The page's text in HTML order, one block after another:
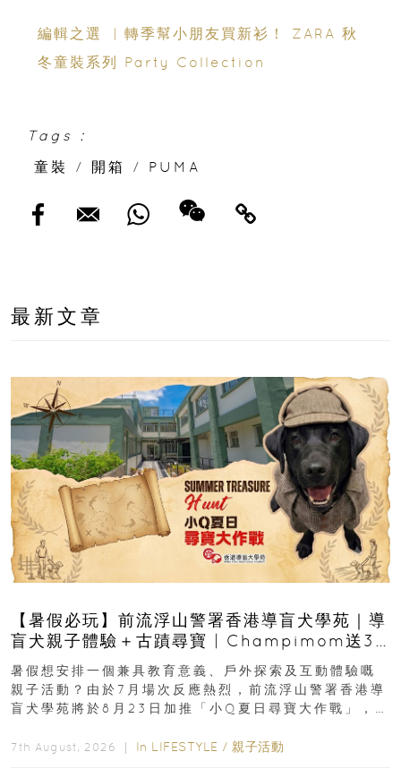
編輯之選 ︳轉季幫小朋友買新衫！ ZARA 秋
冬童裝系列 Party Collection
Tags :
童裝
/ 開箱 / PUMA
最新文章
【暑假必玩】前流浮山警署香港導盲犬學苑｜導
盲犬親子體驗＋古蹟尋寶 | Champimom送3
組免費名額
暑假想安排一個兼具教育意義、戶外探索及互動體驗嘅
親子活動？由於7月場次反應熱烈，前流浮山警署香港導
盲犬學苑將於8月23日加推「小Q夏日尋寶大作戰」，家
7th August, 2026 ｜ In LIFESTYLE / 親子活動